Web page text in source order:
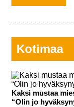
Kotimaa
Kaksi mustaa
“Olin jo